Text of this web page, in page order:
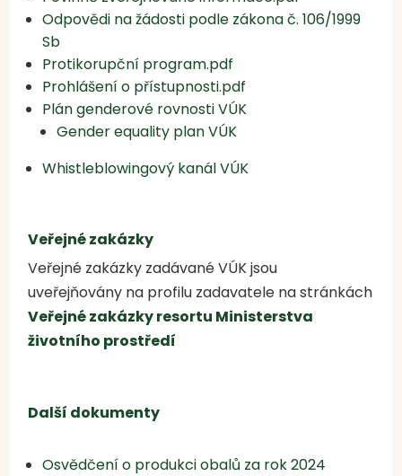
Odpovědi na žádosti podle zákona č. 106/1999
Sb
Protikorupční program.pdf
Prohlášení o přístupnosti.pdf
Plán genderové rovnosti VÚK
Gender equality plan VÚK
Whistleblowingový kanál VÚK
Veřejné zakázky
Veřejné zakázky zadávané VÚK jsou
uveřejňovány na profilu zadavatele na stránkách
Veřejné zakázky resortu Ministerstva
životního prostředí
Další dokumenty
Osvědčení o produkci obalů za rok 2024